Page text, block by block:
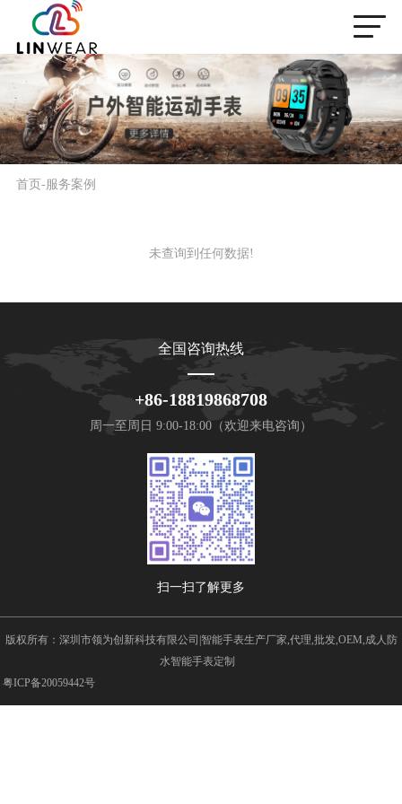
首页-服务案例
未查询到任何数据!
全国咨询热线
+86-18819868708
周一至周日 9:00-18:00（欢迎来电咨询）
扫一扫了解更多
版权所有：深圳市领为创新科技有限公司|智能手表生产厂家,代理,批发,OEM,成人防
水智能手表定制
粤ICP备20059442号